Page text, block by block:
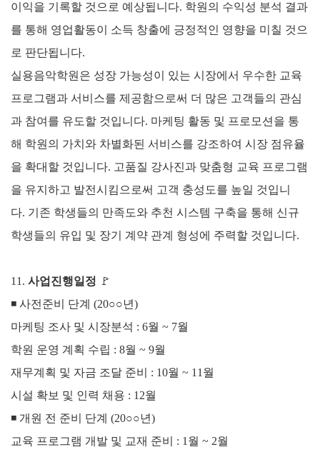
이익을 기록할 것으로 예상됩니다. 학원의 수익성 분석 결과
를 통해 영업활동이 소득 창출에 긍정적인 영향을 미칠 것으
로 판단됩니다.
실용음악학원은 성장 가능성이 있는 시장에서 우수한 교육
프로그램과 서비스를 제공함으로써 더 많은 고객들의 관심
과 참여를 유도할 것입니다. 마케팅 활동 및 프로모션을 통
해 학원의 가치와 차별화된 서비스를 강조하여 시장 점유율
을 확대할 것입니다. 고품질 강사진과 맞춤형 교육 프로그램
을 유지하고 발전시킴으로써 고객 충성도를 높일 것입니
다. 기존 학생들의 만족도와 추천 시스템 구축을 통해 신규
학생들의 유입 및 장기 계약 관계 형성에 주력할 것입니다.
11. 사업진행일정
🚩
◾ 사전준비 단계 (20○○년)
마케팅 조사 및 시장분석 : 6월 ~ 7월
학원 운영 계획 수립 : 8월 ~ 9월
재무계획 및 자금 조달 준비 : 10월 ~ 11월
시설 확보 및 인력 채용 : 12월
◾ 개원 전 준비 단계 (20○○년)
교육 프로그램 개발 및 교재 준비 : 1월 ~ 2월